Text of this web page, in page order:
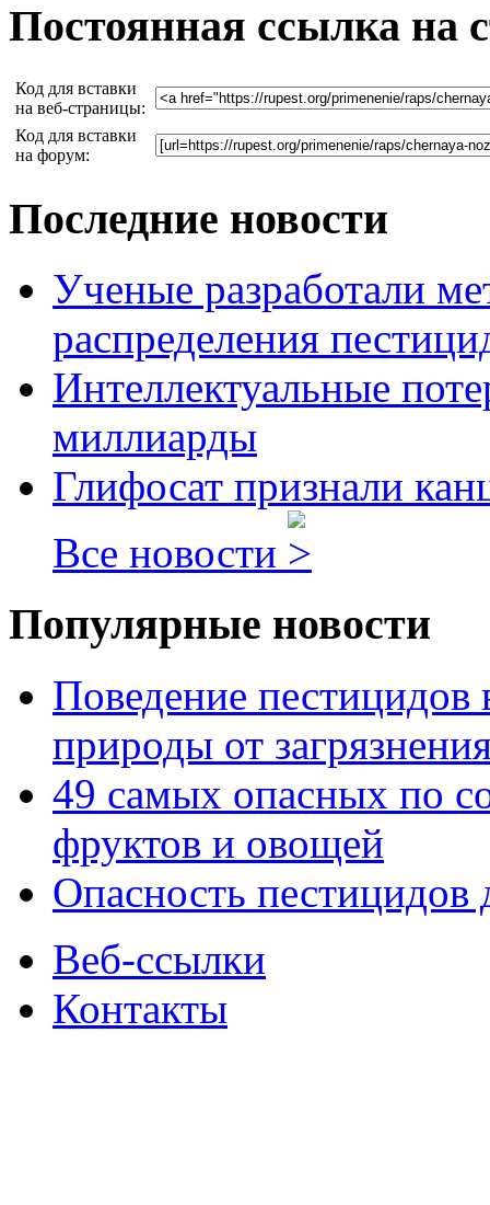
Постоянная ссылка на
Код для вставки
на веб-страницы:
Код для вставки
на форум:
Последние новости
Ученые разработали
распределения
Интеллектуальные
миллиарды
Глифосат признали
Все новости
Популярные новости
Поведение
природы от
49 самых опасных по
фруктов и овощей
Опасность пестицидов
Веб-ссылки
Контакты